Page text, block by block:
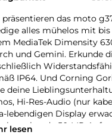
das moto
alles mühelos mit
MediaTek Dimensity
und Gemini. Erkunde
IP64. Und Corning
deine
Hi-Res-Audio (nur
lebendigen Display
50-MP-
lesen